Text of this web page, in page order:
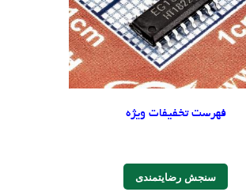
فهرست تخفیفات ویژه
سنجش رضایتمندی